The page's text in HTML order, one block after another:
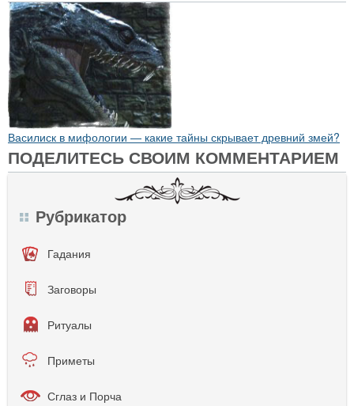
Василиск в мифологии — какие тайны скрывает древний змей?
ПОДЕЛИТЕСЬ СВОИМ КОММЕНТАРИЕМ
Рубрикатор
Гадания
Заговоры
Ритуалы
Приметы
Сглаз и Порча